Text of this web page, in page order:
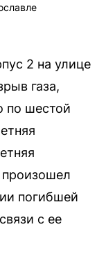
2 на улице
газа,
по шестой
произошел
погибшей
с ее